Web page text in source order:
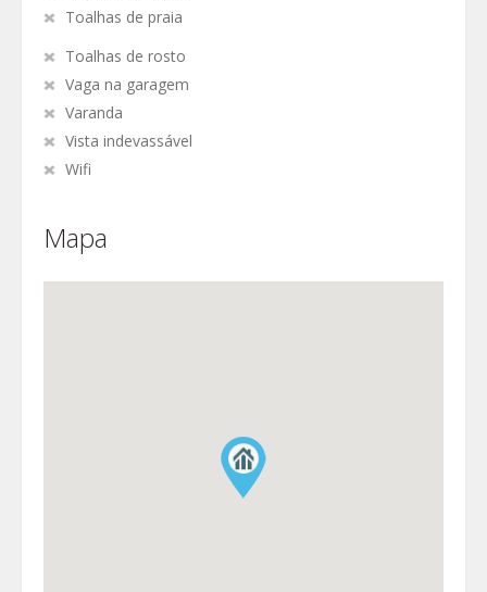
Toalhas de praia
Toalhas de rosto
Vaga na garagem
Varanda
Vista indevassável
Wifi
Mapa